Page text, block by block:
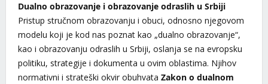
Dualno obrazovanje i obrazovanje odraslih u Srbiji
Pristup stručnom obrazovanju i obuci, odnosno njegovom
modelu koji je kod nas poznat kao „dualno obrazovanje“,
kao i obrazovanju odraslih u Srbiji, oslanja se na evropsku
politiku, strategije i dokumenta u ovim oblastima. Njihov
normativni i strateški okvir obuhvata Zakon o dualnom